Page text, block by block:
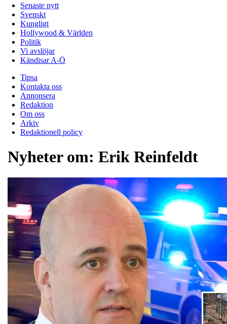
Senaste nytt
Svenskt
Kungligt
Hollywood & Världen
Politik
Vi avslöjar
Kändisar A-Ö
Tipsa
Kontakta oss
Annonsera
Redaktion
Om oss
Arkiv
Redaktionell policy
Nyheter om: Erik Reinfeldt